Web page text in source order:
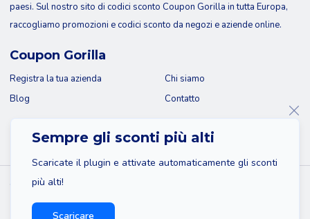
Sempre gli sconti più alti
Scaricate il plugin e attivate automaticamente gli sconti
più alti!
Scaricare
paesi. Sul nostro sito di codici sconto Coupon Gorilla in tutta Europa,
raccogliamo promozioni e codici sconto da negozi e aziende online.
Coupon Gorilla
Registra la tua azienda
Blog
Chi siamo
Contatto
© 2026 Coupon Gorilla
Mappa del sito